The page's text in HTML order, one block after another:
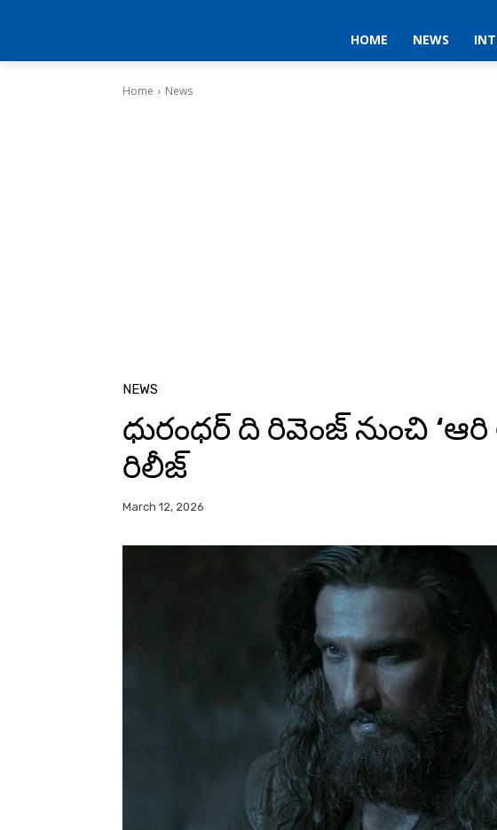
HOME NEWS
Home News
NEWS
ధురంధర్ ది రివెంజ్ నుంచి
రిలీజ్
March 12, 2026